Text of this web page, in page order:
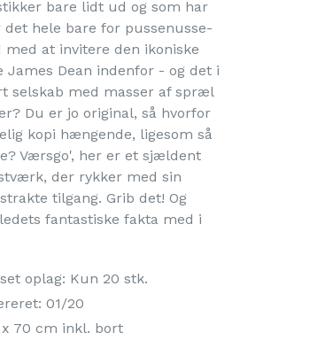
bare lidt ud og som har
hele bare for pussenusse-
med at invitere den ikoniske
James Dean indenfor - og det i
selskab med masser af spræl
Du er jo original, så hvorfor
kopi hængende, ligesom så
Værsgo', her er et sjældent
der rykker med sin
tilgang. Grib det! Og
fantastiske fakta med i
oplag: Kun 20 stk.
01/20
x 70 cm inkl. bort